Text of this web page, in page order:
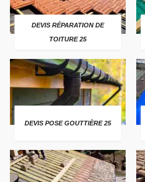
DEVIS RÉPARATION DE
TOITURE 25
DEVIS POSE GOUTTIÈRE 25